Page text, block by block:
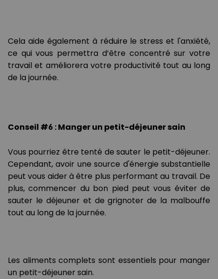
Cela aide également à réduire le stress et l'anxiété,
ce qui vous permettra d’être concentré sur votre
travail et améliorera votre productivité tout au long
de la journée.
Conseil #6 : Manger un petit-déjeuner sain
Vous pourriez être tenté de sauter le petit-déjeuner.
Cependant, avoir une source d'énergie substantielle
peut vous aider à être plus performant au travail. De
plus, commencer du bon pied peut vous éviter de
sauter le déjeuner et de grignoter de la malbouffe
tout au long de la journée.
Les aliments complets sont essentiels pour manger
un petit-déjeuner sain.